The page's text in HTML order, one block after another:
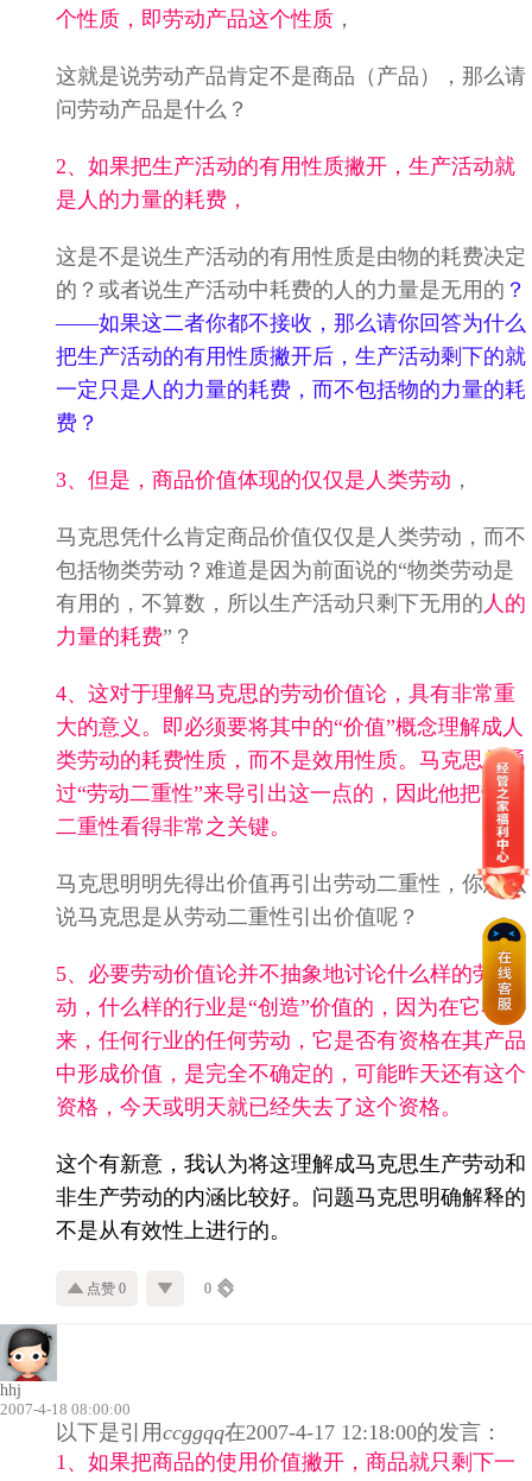
个性质，即劳动产品这个性质 ，
这就是说劳动产品肯定不是商品（产品），那么请
问劳动产品是什么？
2、如果把生产活动的有用性质撇开，生产活动就
是人的力量的耗费，
这是不是说生产活动的有用性质是由物的耗费决定
的？或者说生产活动中耗费的人的力量是无用的 ？
——如果这二者你都不接收，那么请你回答为什么
把生产活动的有用性质撇开后，生产活动剩下的就
一定只是人的力量的耗费，而不包括物的力量的耗
费？
3、但是，商品价值体现的仅仅是人类劳动 ，
马克思凭什么肯定商品价值仅仅是人类劳动，而不
包括物类劳动？难道是因为前面说的“物类劳动是
有用的，不算数，所以生产活动只剩下无用的 人的
力量的耗费”？
4、这对于理解马克思的劳动价值论，具有非常重
大的意义。即必须要将其中的“价值”概念理解成人
类劳动的耗费性质，而不是效用性质。马克思是通
过“劳动二重性”来导引出这一点的，因此他把劳动
二重性看得非常之关键。
马克思明明先得出价值再引出劳动二重性，你怎么
说马克思是从劳动二重性引出价值呢？
5、必要劳动价值论并不抽象地讨论什么样的劳
动，什么样的行业是“创造”价值的，因为在它看
来，任何行业的任何劳动，它是否有资格在其产品
中形成价值，是完全不确定的，可能昨天还有这个
资格，今天或明天就已经失去了这个资格。
这个有新意，我认为将这理解成马克思生产劳动和
非生产劳动的内涵比较好。问题马克思明确解释的
不是从有效性上进行的。
点赞 0 0
hhj
2007-4-18 08:00:00
以下是引用ccggqq在2007-4-17 12:18:00的发言：
1、如果把商品的使用价值撇开，商品就只剩下一